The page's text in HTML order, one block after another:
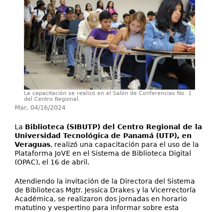
Ayuda
La capacitación se realizó en el Salón de Conferencias No. 1
del Centro Regional.
Mar, 04/16/2024
La Biblioteca (SIBUTP) del Centro Regional de la
Universidad Tecnológica de Panamá (UTP), en
Veraguas, realizó una capacitación para el uso de la
Plataforma JoVE en el Sistema de Biblioteca Digital
(OPAC), el 16 de abril.
Atendiendo la invitación de la Directora del Sistema
de Bibliotecas Mgtr. Jessica Drakes y la Vicerrectoría
Académica, se realizaron dos jornadas en horario
matutino y vespertino para informar sobre esta